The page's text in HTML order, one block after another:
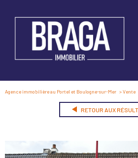
Agence immobilière au Portel et Boulogne-sur-Mer Vente
RETOUR AUX